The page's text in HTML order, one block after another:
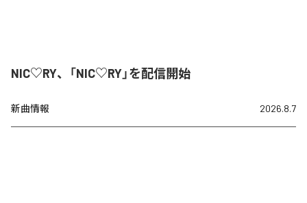
NIC♡RY、「NIC♡RY」を配信開始
新曲情報 2026.8.7